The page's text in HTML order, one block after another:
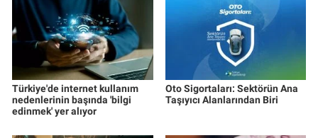
Türkiye'de internet kullanım
nedenlerinin başında 'bilgi
edinmek' yer alıyor
Oto Sigortaları: Sektörün Ana
Taşıyıcı Alanlarından Biri